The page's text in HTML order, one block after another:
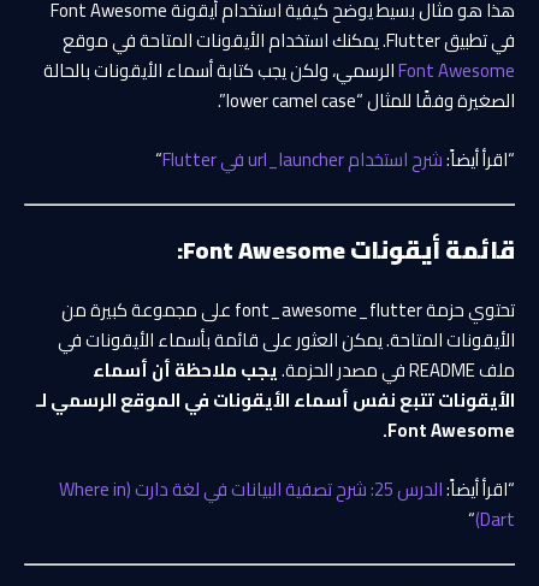
هذا هو مثال بسيط يوضح كيفية استخدام أيقونة Font Awesome
في تطبيق Flutter. يمكنك استخدام الأيقونات المتاحة في موقع
Font Awesomeالرسمي، ولكن يجب كتابة أسماء الأيقونات بالحالة
الصغيرة وفقًا للمثال “lower camel case”.
“اقرأ أيضاً:شرح استخدام url_launcher في Flutter “
قائمة أيقونات Font Awesome:
تحتوي حزمة font_awesome_flutter على مجموعة كبيرة من
الأيقونات المتاحة. يمكن العثور على قائمة بأسماء الأيقونات في
ملف README في مصدر الحزمة.
يجب ملاحظة أن أسماء
الأيقونات تتبع نفس أسماء الأيقونات في الموقع الرسمي لـ
Font Awesome.
“اقرأ أيضاً:
الدرس 25: شرح تصفية البيانات في لغة دارت (Where in
Dart)
“